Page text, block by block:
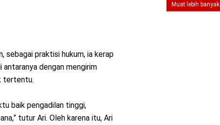
sebagai praktisi hukum, ia kerap
dengan mengirim
tertentu.
baik pengadilan tinggi,
tutur Ari. Oleh karena itu, Ari
Muat lebih banyak